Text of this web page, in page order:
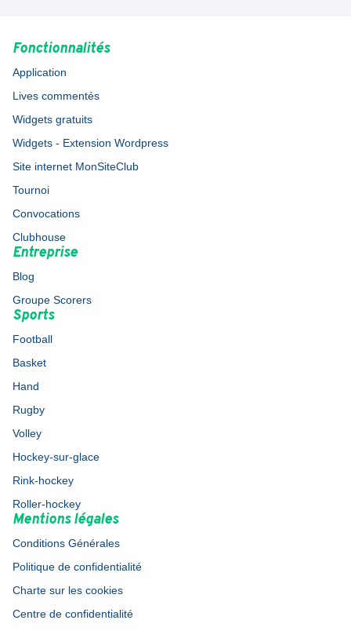
Fonctionnalités
Application
Lives commentés
Widgets gratuits
Widgets - Extension Wordpress
Site internet MonSiteClub
Tournoi
Convocations
Clubhouse
Entreprise
Blog
Groupe Scorers
Sports
Football
Basket
Hand
Rugby
Volley
Hockey-sur-glace
Rink-hockey
Roller-hockey
Mentions légales
Conditions Générales
Politique de confidentialité
Charte sur les cookies
Centre de confidentialité